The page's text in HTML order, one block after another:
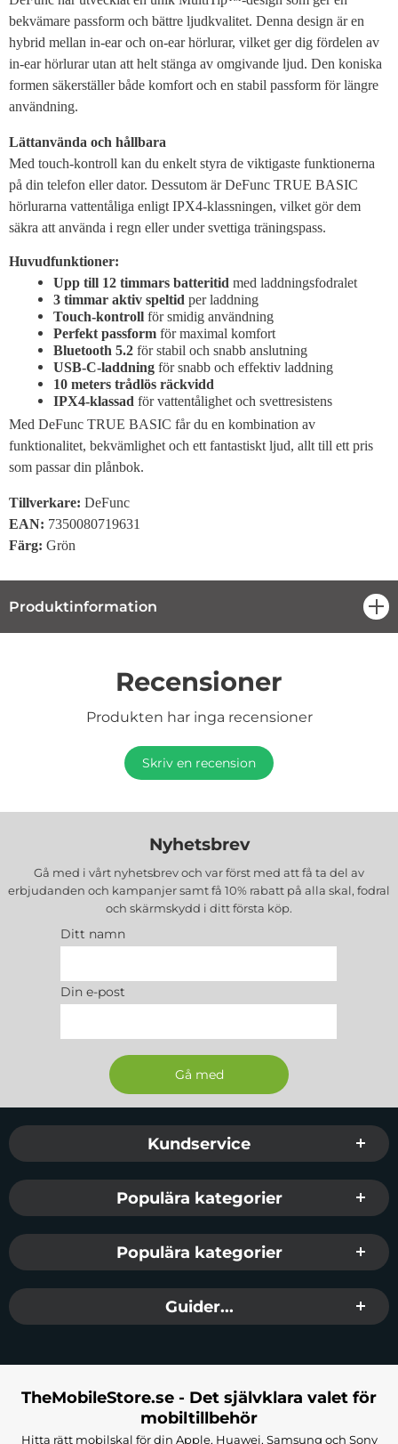
bekvämare passform och bättre ljudkvalitet. Denna design är en
hybrid mellan in-ear och on-ear hörlurar, vilket ger dig fördelen av
in-ear hörlurar utan att helt stänga av omgivande ljud. Den koniska
formen säkerställer både komfort och en stabil passform för längre
användning.
Lättanvända och hållbara
Med touch-kontroll kan du enkelt styra de viktigaste funktionerna
på din telefon eller dator. Dessutom är DeFunc TRUE BASIC
hörlurarna vattentåliga enligt IPX4-klassningen, vilket gör dem
säkra att använda i regn eller under svettiga träningspass.
Huvudfunktioner:
Upp till 12 timmars batteritid med laddningsfodralet
3 timmar aktiv speltid per laddning
Touch-kontroll för smidig användning
Perfekt passform för maximal komfort
Bluetooth 5.2 för stabil och snabb anslutning
USB-C-laddning för snabb och effektiv laddning
10 meters trådlös räckvidd
IPX4-klassad för vattentålighet och svettresistens
Med DeFunc TRUE BASIC får du en kombination av
funktionalitet, bekvämlighet och ett fantastiskt ljud, allt till ett pris
som passar din plånbok.
Tillverkare: DeFunc
EAN: 7350080719631
Färg: Grön
Produktinformation
Recensioner
Produkten har inga recensioner
Skriv en recension
Nyhetsbrev
Gå med i vårt nyhetsbrev och var först med att få ta del av
erbjudanden och kampanjer samt få 10% rabatt på alla skal, fodral
och skärmskydd i ditt första köp.
Ditt namn
Din e-post
Sidfot Blandad info och länkar
Kundservice
Populära kategorier
Populära kategorier
Guider...
TheMobileStore.se - Det självklara valet för
mobiltillbehör
Hitta rätt mobilskal för din Apple, Huawei, Samsung och Sony